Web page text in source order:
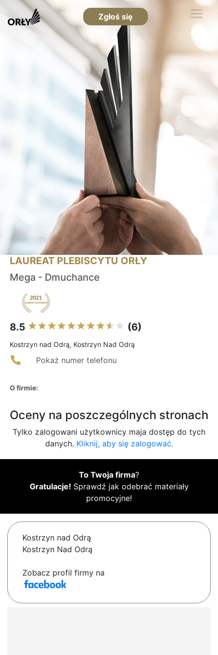
Zgłoś się
LAUREAT PLEBISCYTU ORŁY
Mega - Dmuchance
8.5 (6)
Kostrzyn nad Odrą, Kostrzyn Nad Odrą
Pokaż numer telefonu
O firmie:
Oceny na poszczególnych stronach
Tylko zalogowani użytkownicy maja dostęp do tych
danych. Kliknij, aby się zalogować.
To Twoja firma?
Gratulacje! Sprawdź jak odebrać materiały
promocyjne!
Kostrzyn nad Odrą
Kostrzyn Nad Odrą
Zobacz profil firmy na